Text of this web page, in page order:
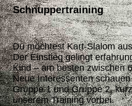
Schnuppertraining
Du möchtest Kart-Slalom
Der Einstieg gelingt
Kind – am besten zwischen
Neue Interessenten
Gruppe 1 und Gruppe 2,
unserem Training vorbei.